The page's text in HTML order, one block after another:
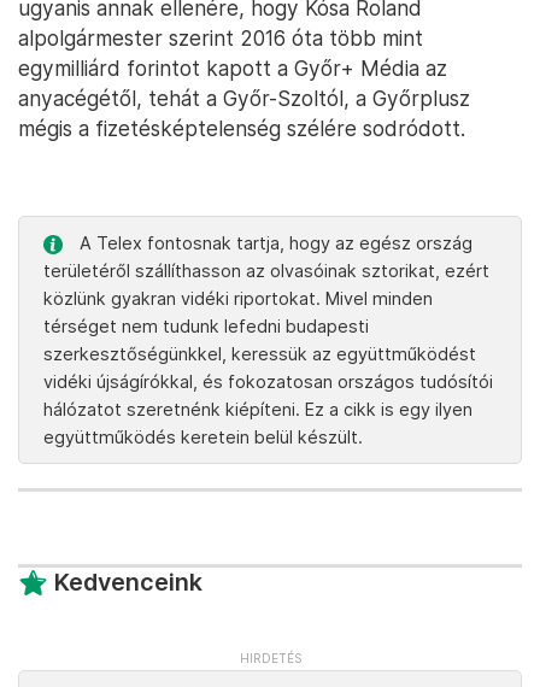
ugyanis annak ellenére, hogy Kósa Roland
alpolgármester szerint 2016 óta több mint
egymilliárd forintot kapott a Győr+ Média az
anyacégétől, tehát a Győr-Szoltól, a Győrplusz
mégis a fizetésképtelenség szélére sodródott.
A Telex fontosnak tartja, hogy az egész ország
területéről szállíthasson az olvasóinak sztorikat, ezért
közlünk gyakran vidéki riportokat. Mivel minden
térséget nem tudunk lefedni budapesti
szerkesztőségünkkel, keressük az együttműködést
vidéki újságírókkal, és fokozatosan országos tudósítói
hálózatot szeretnénk kiépíteni. Ez a cikk is egy ilyen
együttműködés keretein belül készült.
Kedvenceink